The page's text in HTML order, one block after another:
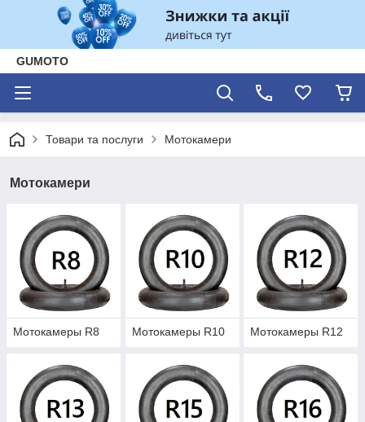
GUMOTO
Товари та послуги Мотокамери
Мотокамери
Мотокамеры R8 Мотокамеры R10 Мотокамеры R12